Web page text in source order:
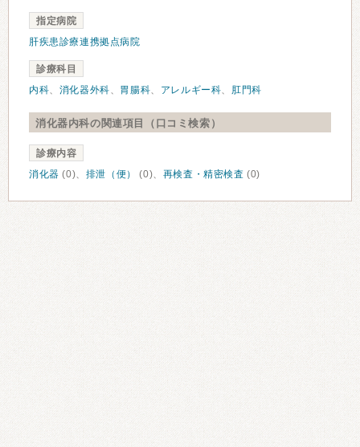
指定病院
肝疾患診療連携拠点病院
診療科目
内科、 消化器外科、 胃腸科、 アレルギー科、 肛門科
消化器内科の関連項目（口コミ検索）
診療内容
消化器 (0)、 排泄（便） (0)、 再検査・精密検査 (0)